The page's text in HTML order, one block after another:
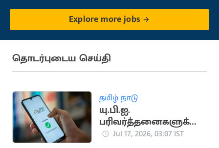
Explore more jobs
தொடர்புடைய செய்தி
தமிழ் நாடு
யு.பி.ஐ.
பரிவர்த்தனைகளுக்கு
புதிய கட்டணம்?
Jul 17, 2026, 03:07 IST